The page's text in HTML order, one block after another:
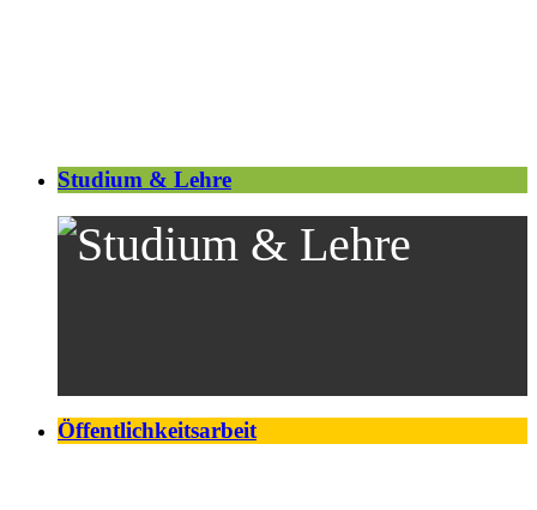
Studium & Lehre
Öffentlichkeitsarbeit